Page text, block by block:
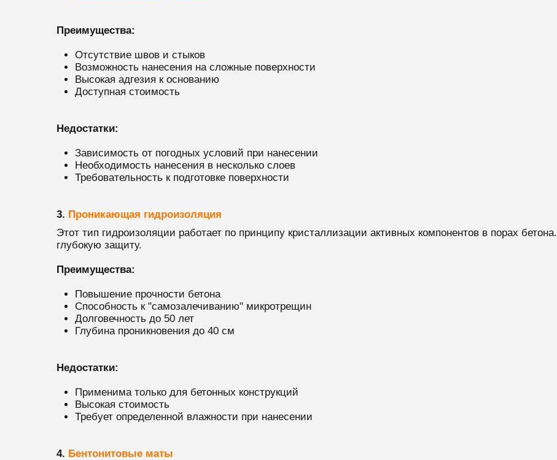
Преимущества:
Отсутствие швов и стыков
Возможность нанесения на сложные поверхности
Высокая адгезия к основанию
Доступная стоимость
Недостатки:
Зависимость от погодных условий при нанесении
Необходимость нанесения в несколько слоев
Требовательность к подготовке поверхности
3. Проникающая гидроизоляция
Этот тип гидроизоляции работает по принципу кристаллизации активных компонентов в порах бетона.
глубокую защиту.
Преимущества:
Повышение прочности бетона
Способность к "самозалечиванию" микротрещин
Долговечность до 50 лет
Глубина проникновения до 40 см
Недостатки:
Применима только для бетонных конструкций
Высокая стоимость
Требует определенной влажности при нанесении
4. Бентонитовые маты